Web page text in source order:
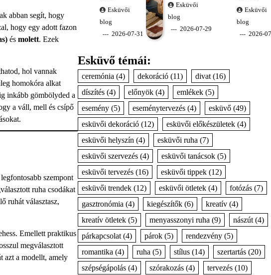
abban segít, hogy
hogy egy adott fazon
és molett. Ezek
hol vannak
homokóra alkat
inkább gömbölyded a
a váll, mell és csípő
szempont
ruha csodákat
ruhát választasz,
Emellett praktikus
megválasztott
azt a modellt, amely
Esküvői
blog
2026-07-31
Esküvői
blog
2026-07-29
Esküvői
blog
2026-
Esküvő témái:
ceremónia (4) dekoráció(11) divat(16)
díszítés(4) előnyök(4) emlékek(5)
esemény(5) eseménytervezés(4) esküvő(49)
esküvői dekoráció(12) esküvői előkészületek(4)
esküvői helyszín (4) esküvői ruha (7)
esküvői szervezés(4) esküvői tanácsok(5)
esküvői tervezés(16) esküvői tippek(12)
esküvői trendek(12) esküvői ötletek(4) fotózás(7)
gasztronómia (4) kiegészítők(6) kreatív(4)
kreatív ötletek(5) menyasszonyi ruha (9) nászút(4)
párkapcsolat(4) párok(5) rendezvény(5)
romantika (4) ruha (5) stílus(14) szertartás(20)
szépségápolás(4) szórakozás(4) tervezés(10)